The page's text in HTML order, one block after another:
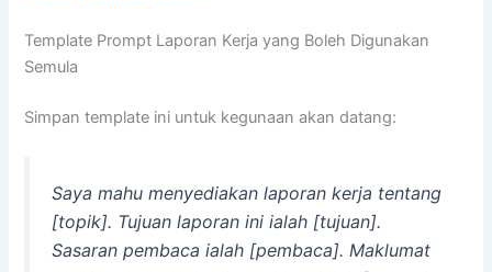
Template Prompt Laporan Kerja yang Boleh Digunakan
Semula
Simpan template ini untuk kegunaan akan datang:
Saya mahu menyediakan laporan kerja tentang
[topik]. Tujuan laporan ini ialah [tujuan].
Sasaran pembaca ialah [pembaca]. Maklumat